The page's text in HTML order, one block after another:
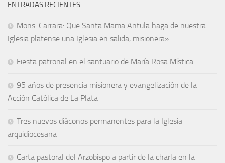
ENTRADAS RECIENTES
Mons. Carrara: Que Santa Mama Antula haga de nuestra
Iglesia platense una Iglesia en salida, misionera»
Fiesta patronal en el santuario de María Rosa Mística
95 años de presencia misionera y evangelización de la
Acción Católica de La Plata
Tres nuevos diáconos permanentes para la Iglesia
arquidiocesana
Carta pastoral del Arzobispo a partir de la charla en la